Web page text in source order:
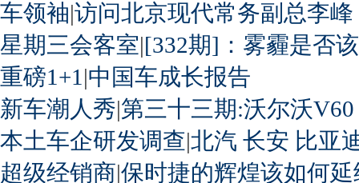
车领袖|访问北京现代常务副总李峰
星期三会客室|[332期]：雾霾是否
重磅1+1 |中国车成长报告
新车潮人秀|第三十三期:沃尔沃
本土车企研发调查|北汽 长安 比亚
超级经销商|保时捷的辉煌该如何延